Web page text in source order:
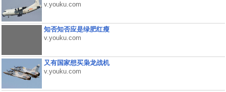
v.youku.com
知否知否应是绿肥红瘦
v.youku.com
又有国家想买枭龙战机
v.youku.com